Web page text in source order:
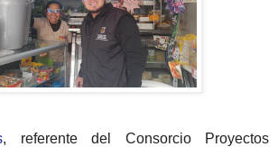
, referente del Consorcio Proyectos